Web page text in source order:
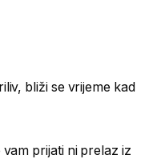
bliži se vrijeme kad
prijati ni prelaz iz